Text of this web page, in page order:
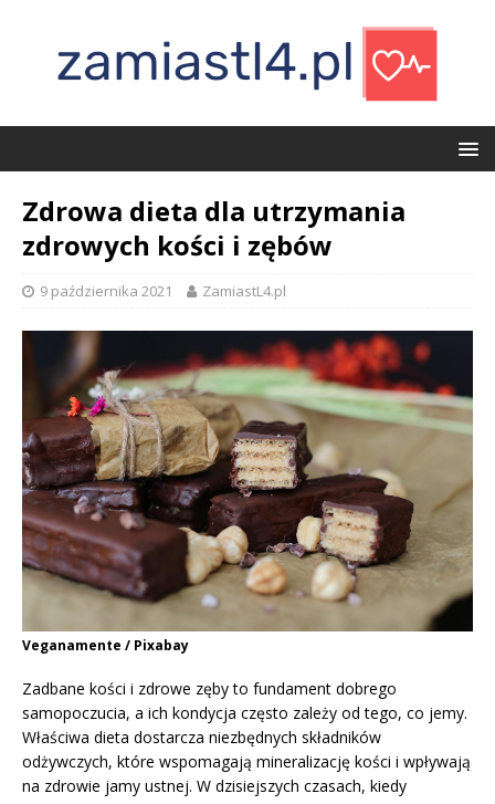
Zdrowa dieta dla utrzymania
zdrowych kości i zębów
9 października 2021 ZamiastL4.pl
Veganamente / Pixabay
Zadbane kości i zdrowe zęby to fundament dobrego
samopoczucia, a ich kondycja często zależy od tego, co jemy.
Właściwa dieta dostarcza niezbędnych składników
odżywczych, które wspomagają mineralizację kości i wpływają
na zdrowie jamy ustnej. W dzisiejszych czasach, kiedy